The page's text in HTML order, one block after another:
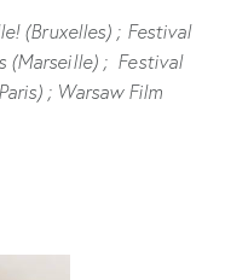
(Bruxelles) ; Festival
(Marseille) ; Festival
; Warsaw Film